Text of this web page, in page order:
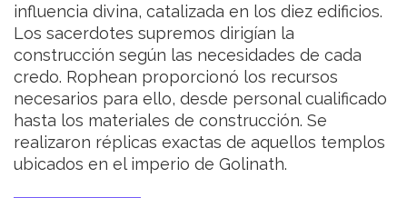
influencia divina, catalizada en los diez edificios.
Los sacerdotes supremos dirigían la
construcción según las necesidades de cada
credo. Rophean proporcionó los recursos
necesarios para ello, desde personal cualificado
hasta los materiales de construcción. Se
realizaron réplicas exactas de aquellos templos
ubicados en el imperio de Golinath.